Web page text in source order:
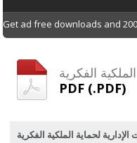
Get ad free downloads and
الفكرية
PDF (.PDF)